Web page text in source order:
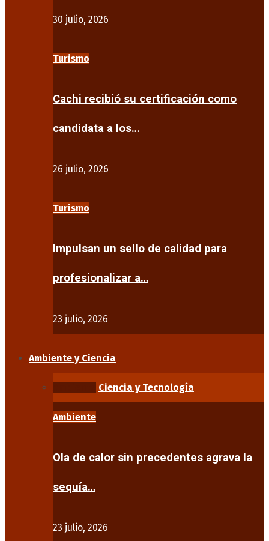
30 julio, 2026
Turismo
Cachi recibió su certificación como
candidata a los…
26 julio, 2026
Turismo
Impulsan un sello de calidad para
profesionalizar a…
23 julio, 2026
Ambiente y Ciencia
Ciencia y Tecnología
Ambiente
Ola de calor sin precedentes agrava la
sequía…
23 julio, 2026